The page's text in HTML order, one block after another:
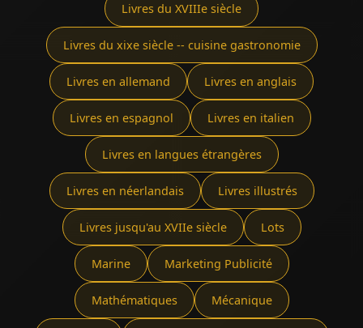
Livres du XVIIIe siècle
Livres du xixe siècle -- cuisine gastronomie
Livres en allemand Livres en anglais
Livres en espagnol Livres en italien
Livres en langues étrangères
Livres en néerlandais Livres illustrés
Livres jusqu'au XVIIe siècle Lots
Marine Marketing Publicité
Mathématiques Mécanique